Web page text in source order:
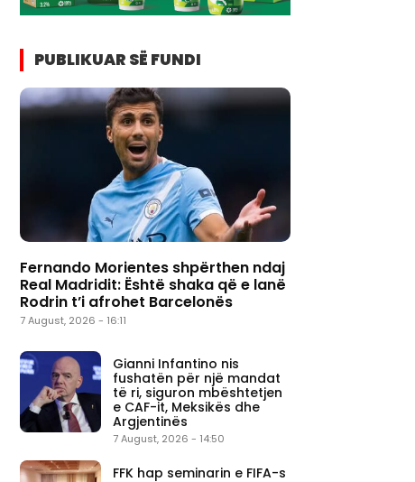
PUBLIKUAR SË FUNDI
Fernando Morientes shpërthen ndaj
Real Madridit: Është shaka që e lanë
Rodrin t’i afrohet Barcelonës
7 August, 2026 - 16:11
Gianni Infantino nis
fushatën për një mandat
të ri, siguron mbështetjen
e CAF-it, Meksikës dhe
Argjentinës
7 August, 2026 - 14:50
FFK hap seminarin e FIFA-s